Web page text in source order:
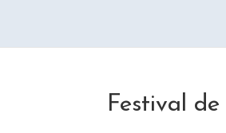
Festival